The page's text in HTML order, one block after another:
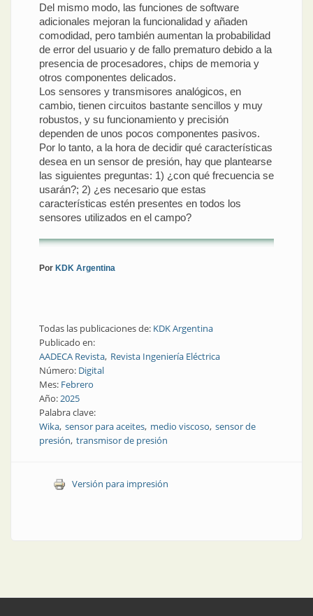
Del mismo modo, las funciones de software
adicionales mejoran la funcionalidad y añaden
comodidad, pero también aumentan la probabilidad
de error del usuario y de fallo prematuro debido a la
presencia de procesadores, chips de memoria y
otros componentes delicados.
Los sensores y transmisores analógicos, en
cambio, tienen circuitos bastante sencillos y muy
robustos, y su funcionamiento y precisión
dependen de unos pocos componentes pasivos.
Por lo tanto, a la hora de decidir qué características
desea en un sensor de presión, hay que plantearse
las siguientes preguntas: 1) ¿con qué frecuencia se
usarán?; 2) ¿es necesario que estas
características estén presentes en todos los
sensores utilizados en el campo?
Por KDK Argentina
Todas las publicaciones de: KDK Argentina
Publicado en:
AADECA Revista Revista Ingeniería Eléctrica
Número: Digital
Mes: Febrero
Año:2025
Palabra clave:
Wika sensor para aceites medio viscoso sensor de
presión transmisor de presión
Versión para impresión